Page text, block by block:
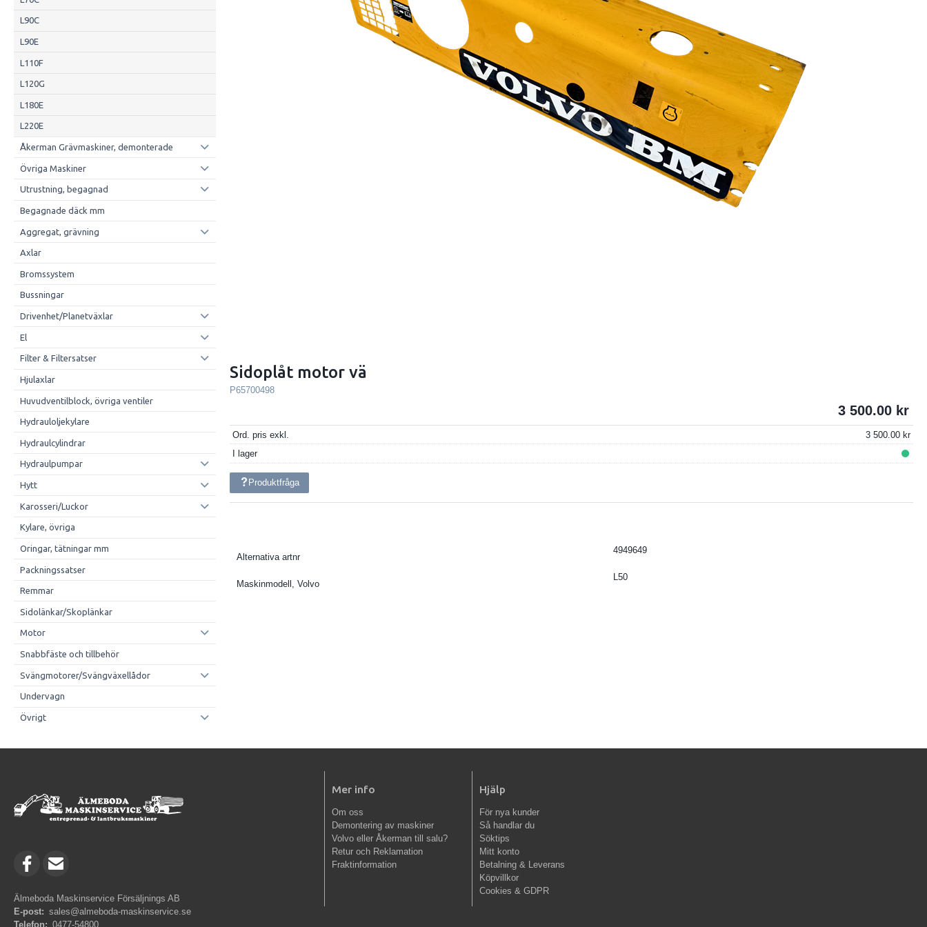
L90C
L90E
L110F
L120G
L180E
L220E
Åkerman Grävmaskiner, demonterade
Övriga Maskiner
Utrustning, begagnad
Begagnade däck mm
Aggregat, grävning
Axlar
Bromssystem
Bussningar
Drivenhet/Planetväxlar
El
Filter & Filtersatser
Hjulaxlar
Huvudventilblock, övriga ventiler
Hydrauloljekylare
Hydraulcylindrar
Hydraulpumpar
Hytt
Karosseri/Luckor
Kylare, övriga
Oringar, tätningar mm
Packningssatser
Remmar
Sidolänkar/Skoplänkar
Motor
Snabbfäste och tillbehör
Svängmotorer/Svängväxellådor
Undervagn
Övrigt
Sidoplåt motor vä
P65700498
3 500.00
Ord. pris exkl.
3 500.00
I lager
Produktfråga
Alternativa artnr
4949649
Maskinmodell, Volvo
L50
Älmeboda Maskinservice Försäljnings AB
E-post: sales@almeboda-maskinservice.se
Telefon: 0477-54800
Mer info
Om oss
Demontering av maskiner
Volvo eller Åkerman till salu?
Retur och Reklamation
Fraktinformation
Hjälp
För nya kunder
Så handlar du
Söktips
Mitt konto
Betalning & Leverans
Köpvillkor
Cookies & GDPR